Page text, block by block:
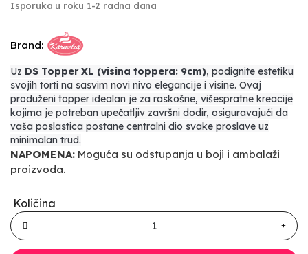
Isporuka u roku 1-2 radna dana
Brand:
Uz DS Topper XL (visina toppera: 9cm), podignite estetiku
svojih torti na sasvim novi nivo elegancije i visine. Ovaj
produženi topper idealan je za raskošne, višespratne kreacije
kojima je potreban upečatljiv završni dodir, osiguravajući da
vaša poslastica postane centralni dio svake proslave uz
minimalan trud.
NAPOMENA: Moguća su odstupanja u boji i ambalaži
proizvoda.
Količina